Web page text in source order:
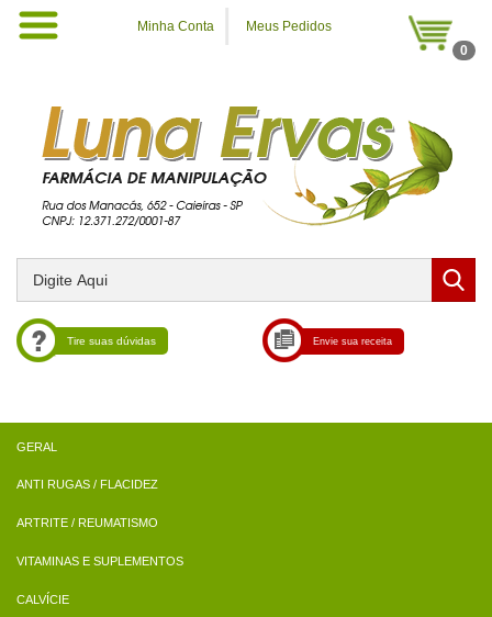
Minha Conta
Meus Pedidos
0
Tire suas dúvidas Envie sua receita
ANTI RUGAS / FLACIDEZ
ARTRITE / REUMATISMO
VITAMINAS E SUPLEMENTOS
CALVÍCIE